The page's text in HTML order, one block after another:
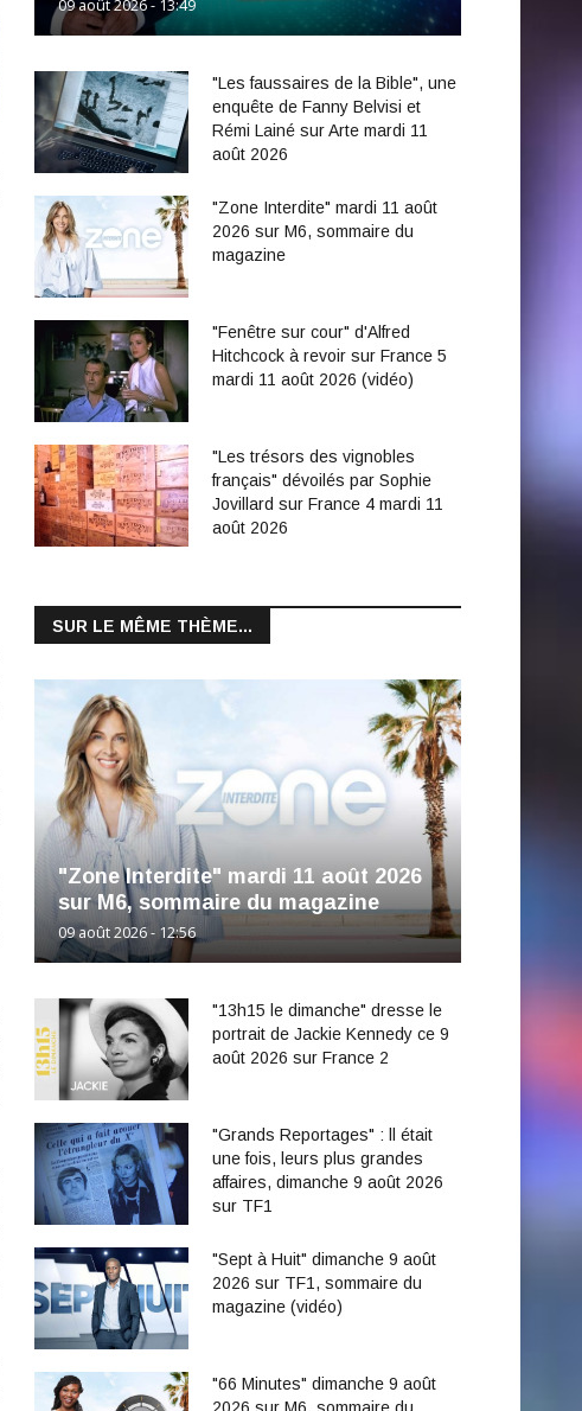
09 août 2026 - 13:49
"Les faussaires de la Bible", une
enquête de Fanny Belvisi et
Rémi Lainé sur Arte mardi 11
août 2026
"Zone Interdite" mardi 11 août
2026 sur M6, sommaire du
magazine
"Fenêtre sur cour" d'Alfred
Hitchcock à revoir sur France 5
mardi 11 août 2026 (vidéo)
"Les trésors des vignobles
français" dévoilés par Sophie
Jovillard sur France 4 mardi 11
août 2026
SUR LE MÊME THÈME...
"Zone Interdite" mardi 11 août 2026
sur M6, sommaire du magazine
09 août 2026 - 12:56
"13h15 le dimanche" dresse le
portrait de Jackie Kennedy ce 9
août 2026 sur France 2
"Grands Reportages" : ll était
une fois, leurs plus grandes
affaires, dimanche 9 août 2026
sur TF1
"Sept à Huit" dimanche 9 août
2026 sur TF1, sommaire du
magazine (vidéo)
"66 Minutes" dimanche 9 août